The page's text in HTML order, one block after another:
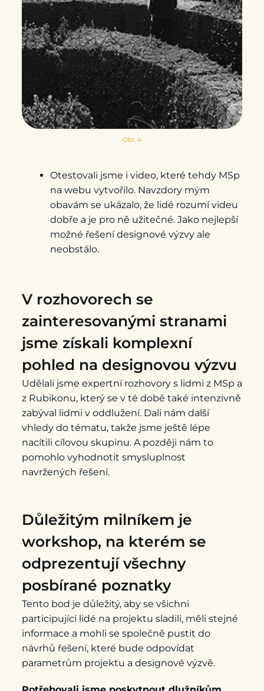
Obr. 4
Otestovali jsme i video, které tehdy MSp
na webu vytvořilo. Navzdory mým
obavám se ukázalo, že lidé rozumí videu
dobře a je pro ně užitečné. Jako nejlepší
možné řešení designové výzvy ale
neobstálo.
V rozhovorech se
zainteresovanými stranami
jsme získali komplexní
pohled na designovou výzvu
Udělali jsme expertní rozhovory s lidmi z MSp a
z Rubikonu, který se v té době také intenzivně
zabýval lidmi v oddlužení. Dali nám další
vhledy do tématu, takže jsme ještě lépe
nacítili cílovou skupinu. A později nám to
pomohlo vyhodnotit smysluplnost
navržených řešení.
Důležitým milníkem je
workshop, na kterém se
odprezentují všechny
posbírané poznatky
Tento bod je důležitý, aby se všichni
participující lidé na projektu sladili, měli stejné
informace a mohli se společně pustit do
návrhů řešení, které bude odpovídat
parametrům projektu a designové výzvě.